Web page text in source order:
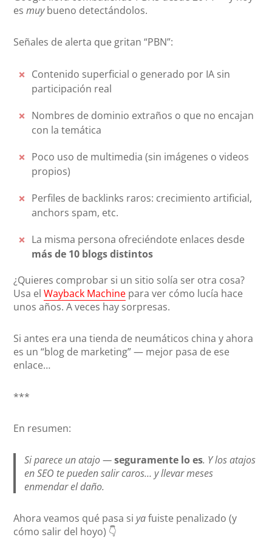
esmuybueno detectándolos.
Señales de alerta que gritan “PBN”:
Contenido superficial o generado por IA sin
participación real
Nombres de dominio extraños o que no encajan
con la temática
Poco uso de multimedia (sin imágenes o videos
propios)
Perfiles de backlinks raros: crecimiento artificial,
anchors spam, etc.
La misma persona ofreciéndote enlaces desde
más de 10 blogs distintos
¿Quieres comprobar si un sitio solía ser otra cosa?
Usa elWayback Machine para ver cómo lucía hace
unos años. A veces hay sorpresas.
Si antes era una tienda de neumáticos china y ahora
es un “blog de marketing” — mejor pasa de ese
enlace…
***
En resumen:
Si parece un atajo —seguramente lo es. Y los atajos
en SEO te pueden salir caros… y llevar meses
enmendar el daño.
Ahora veamos qué pasa siyafuiste penalizado (y
cómo salir del hoyo) 👇